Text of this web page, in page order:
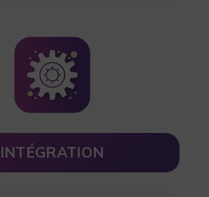
INTÉGRATION